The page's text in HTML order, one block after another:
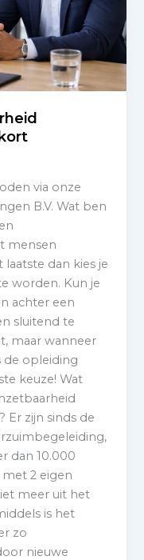
via onze
B.V. Wat ben
mensen
laatste dan kies je
worden. Kun je
achter een
sluitend te
maar wanneer
de opleiding
keuze! Wat
Er zijn sinds de
dan 10.000
2 eigen
meer uit het
is het
zo
nieuwe